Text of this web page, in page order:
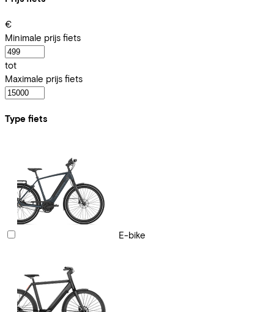
€
Minimale prijs fiets
tot
Maximale prijs fiets
Type fiets
E-bike